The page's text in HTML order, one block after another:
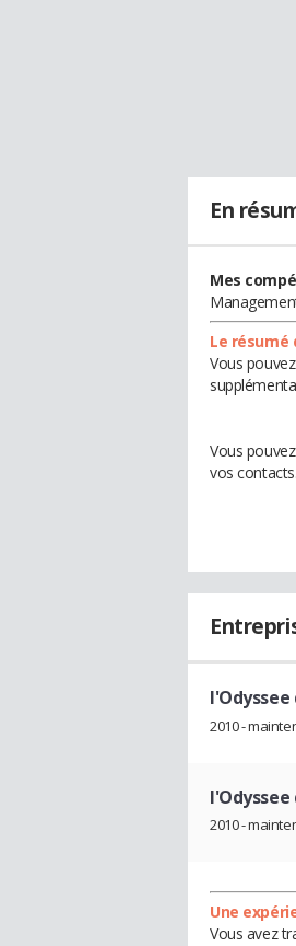
En
Mes
Le
Vous
Vous
vos contacts.
2010 -
2010 -
Une
Vous avez